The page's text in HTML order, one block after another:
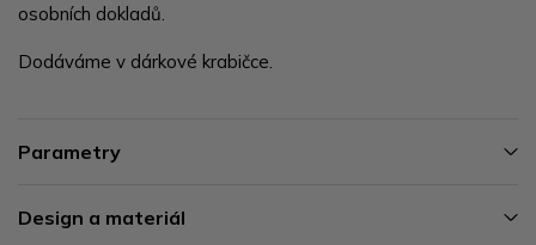
osobních dokladů.
Dodáváme v dárkové krabičce.
Parametry
Design a materiál